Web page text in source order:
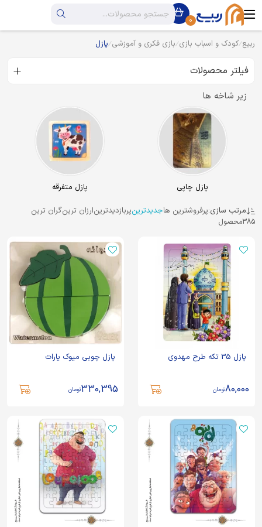
0
ربیع کودک و اسباب بازی بازی فکری و آموزشی پازل
فیلتر محصولات
زیر شاخه ها
پازل چاپی
پازل متفرقه
مرتب سازی:پرفروشترین هاجدیدترینپربازدیدترینارزان ترینگران ترین
385محصول
پازل 35 تکه طرح مهدوی
80,000تومان
پازل چوبی میوک یارات
330,395تومان